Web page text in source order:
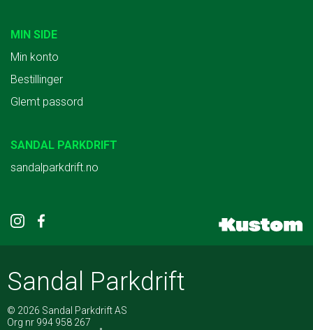
MIN SIDE
Min konto
Bestillinger
Glemt passord
SANDAL PARKDRIFT
sandalparkdrift.no
Sandal Parkdrift
© 2026 Sandal Parkdrift AS
Org nr 994 958 267